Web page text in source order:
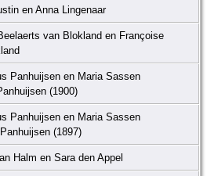
en Anna Lingenaar
van Blokland en Françoise
Panhuijsen en Maria Sassen
(1900)
Panhuijsen en Maria Sassen
(1897)
Halm en Sara den Appel